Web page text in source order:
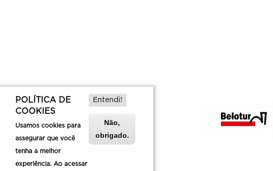
POLÍTICA DE
COOKIES
Usamos cookies para
assegurar que você
tenha a melhor
experiência. Ao acessar
Entendi!
Não,
obrigado.